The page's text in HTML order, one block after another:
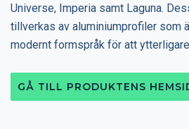
Universe, Imperia samt Laguna.
tillverkas av aluminiumprofiler som
modernt formspråk för att
GÅ TILL PRODUKTENS